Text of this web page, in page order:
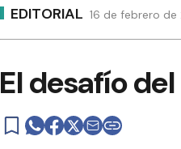
EDITORIAL 16 de febrero de
El desafío